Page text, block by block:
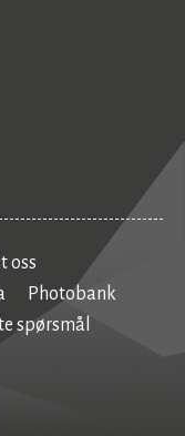
oss
Photobank
spørsmål